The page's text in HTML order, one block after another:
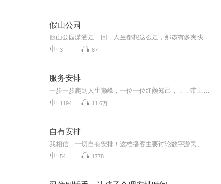
假山公园
3 87
服务安排
1194 11.6万
自有安排
54 1778